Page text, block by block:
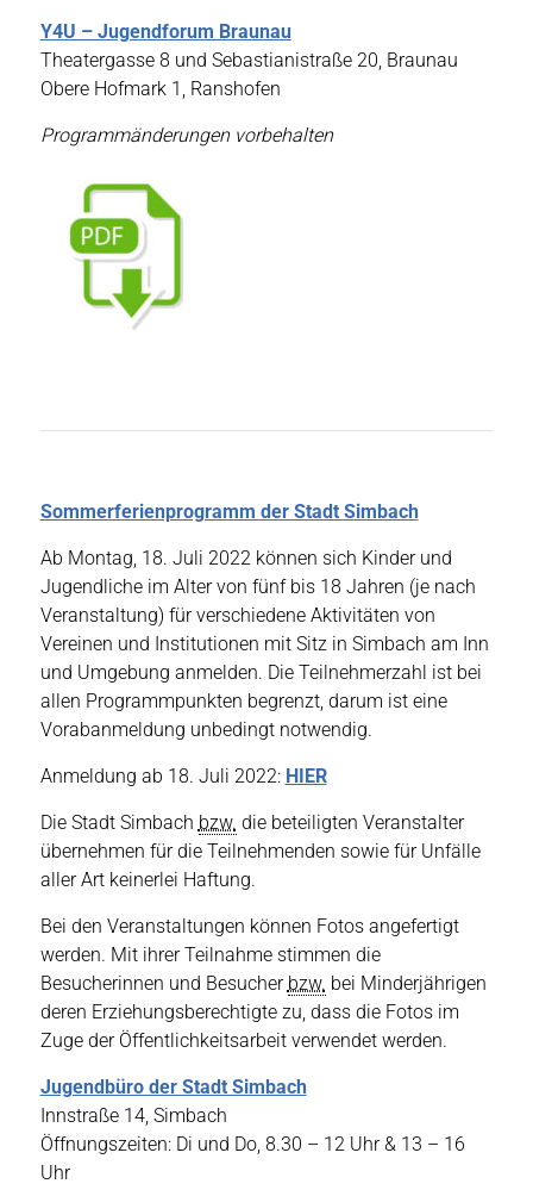
Y4U – Jugendforum Braunau
Theatergasse 8 und Sebastianistraße 20, Braunau
Obere Hofmark 1, Ranshofen
Programmänderungen vorbehalten
Sommerferienprogramm der Stadt Simbach
Ab Montag, 18. Juli 2022 können sich Kinder und
Jugendliche im Alter von fünf bis 18 Jahren (je nach
Veranstaltung) für verschiedene Aktivitäten von
Vereinen und Institutionen mit Sitz in Simbach am Inn
und Umgebung anmelden. Die Teilnehmerzahl ist bei
allen Programmpunkten begrenzt, darum ist eine
Vorabanmeldung unbedingt notwendig.
Anmeldung ab 18. Juli 2022: HIER
Die Stadt Simbach bzw. die beteiligten Veranstalter
übernehmen für die Teilnehmenden sowie für Unfälle
aller Art keinerlei Haftung.
Bei den Veranstaltungen können Fotos angefertigt
werden. Mit ihrer Teilnahme stimmen die
Besucherinnen und Besucher bzw. bei Minderjährigen
deren Erziehungsberechtigte zu, dass die Fotos im
Zuge der Öffentlichkeitsarbeit verwendet werden.
Jugendbüro der Stadt Simbach
Innstraße 14, Simbach
Öffnungszeiten: Di und Do, 8.30 – 12 Uhr & 13 – 16
Uhr